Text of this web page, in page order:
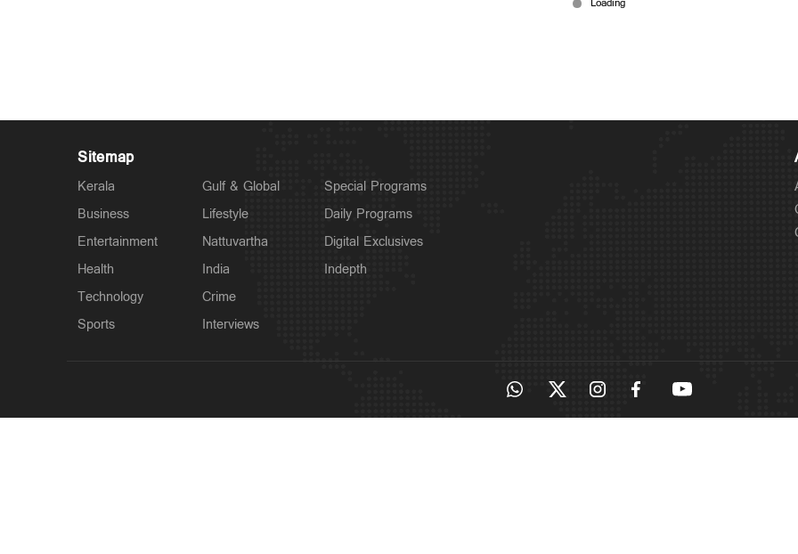
Sitemap
Kerala
Business
Entertainment
Health
Technology
Sports
Gulf & Global
Lifestyle
Nattuvartha
India
Crime
Interviews
Special Programs
Daily Programs
Digital Exclusives
Indepth